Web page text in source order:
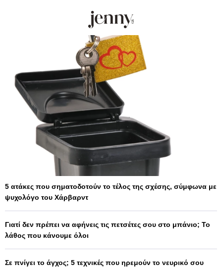
5 ατάκες που σηματοδοτούν το τέλος της σχέσης, σύμφωνα με
ψυχολόγο του Χάρβαρντ
Γιατί δεν πρέπει να αφήνεις τις πετσέτες σου στο μπάνιο; Το
λάθος που κάνουμε όλοι
Σε πνίγει το άγχος; 5 τεχνικές που ηρεμούν το νευρικό σου